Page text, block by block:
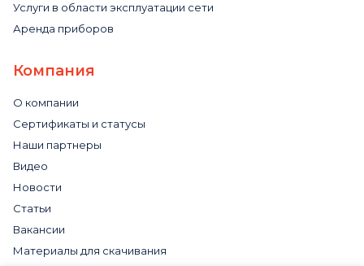
Услуги в области эксплуатации сети
Аренда приборов
Компания
О компании
Сертификаты и статусы
Наши партнеры
Видео
Новости
Статьи
Вакансии
Материалы для скачивания